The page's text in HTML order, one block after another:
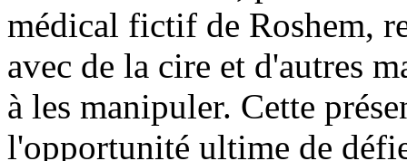
médical fictif de Roshem,
avec de la cire et d'autres
à les manipuler. Cette
l'opportunité ultime de